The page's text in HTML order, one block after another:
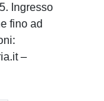
Ingresso
fino ad
–